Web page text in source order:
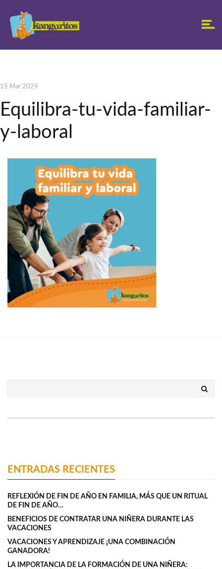
15 Mar 2024
Equilibra-tu-vida-familiar-
y-laboral
ENTRADAS RECIENTES
REFLEXIÓN DE FIN DE AÑO EN FAMILIA, MÁS QUE UN RITUAL
DE FIN DE AÑO…
BENEFICIOS DE CONTRATAR UNA NIÑERA DURANTE LAS
VACACIONES
VACACIONES Y APRENDIZAJE ¡UNA COMBINACIÓN
GANADORA!
LA IMPORTANCIA DE LA FORMACIÓN DE UNA NIÑERA: